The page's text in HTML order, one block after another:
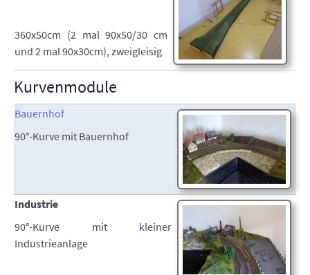
360x50cm (2 mal 90x50/30 cm
und 2 mal 90x30cm), zweigleisig
Kurvenmodule
Bauernhof
90°-Kurve mit Bauernhof
Industrie
90°-Kurve mit kleiner
Industrieanlage